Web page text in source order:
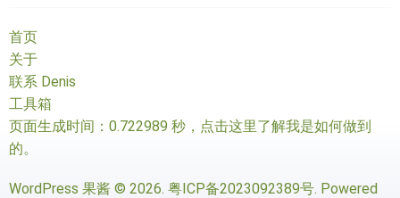
首页
关于
联系 Denis
工具箱
页面生成时间：0.722989 秒， 点击这里了解我是如何做到
的。
WordPress 果酱 © 2026. 粤ICP备2023092389号. Powered